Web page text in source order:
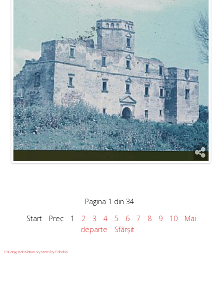
Pagina 1 din 34
Start
Prec 1 2 3 4 5 6 7 8 9 10
Mai
departe
Sfârșit
FaLang translation system by Faboba